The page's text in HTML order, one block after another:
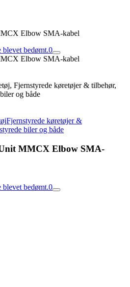
Elbow SMA-kabel
bedømt.0
Elbow SMA-kabel
Fjernstyrede køretøjer & tilbehør,
og både
Fjernstyrede køretøjer &
biler og både
MMCX Elbow SMA-
bedømt.0